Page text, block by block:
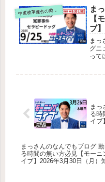
の支
ント
背景
連
中道改革連合の動画をテキスト要約
ま
【
ブ
い
さ
・
まっ
グニ
って
チ
防災
代
まっ
る時
イブ
/ 政
をテ
まっさんのなんでもブログ 動
る時間の無い方必見【モーニ
イブ】2026年3月30日（月）